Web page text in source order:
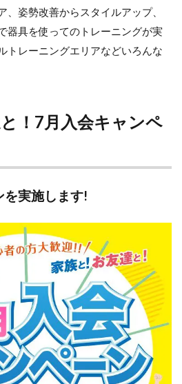
、姿勢改善からスタイルアップ、
器具を使ってのトレーニングが実
トレーニングエリアなどいろんな
！7月入会キャンペ
を実施します!